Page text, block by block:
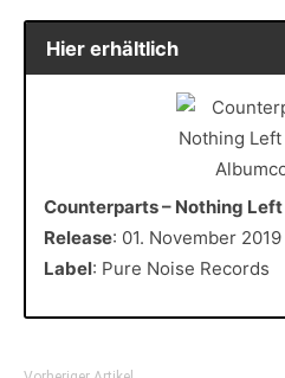
Hier erhältlich
Counterparts – Nothing Left
Release: 01. November 2019
Label: Pure Noise Records